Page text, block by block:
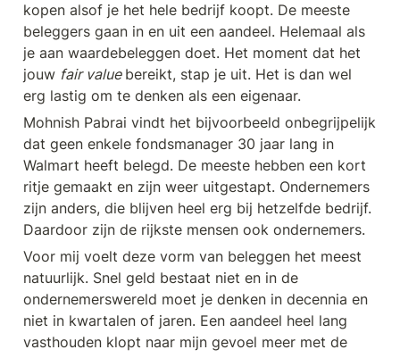
kopen alsof je het hele bedrijf koopt. De meeste
beleggers gaan in en uit een aandeel. Helemaal als
je aan waardebeleggen doet. Het moment dat het
jouw fair value bereikt, stap je uit. Het is dan wel
erg lastig om te denken als een eigenaar.
Mohnish Pabrai vindt het bijvoorbeeld onbegrijpelijk
dat geen enkele fondsmanager 30 jaar lang in
Walmart heeft belegd. De meeste hebben een kort
ritje gemaakt en zijn weer uitgestapt. Ondernemers
zijn anders, die blijven heel erg bij hetzelfde bedrijf.
Daardoor zijn de rijkste mensen ook ondernemers.
Voor mij voelt deze vorm van beleggen het meest
natuurlijk. Snel geld bestaat niet en in de
ondernemerswereld moet je denken in decennia en
niet in kwartalen of jaren. Een aandeel heel lang
vasthouden klopt naar mijn gevoel meer met de